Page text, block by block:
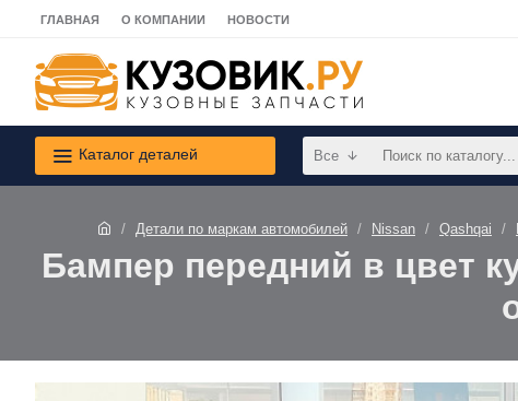
ГЛАВНАЯ О КОМПАНИИ НОВОСТИ
Каталог деталей Все
Детали по маркам автомобилей Nissan Qashqai
Бампер передний в цвет